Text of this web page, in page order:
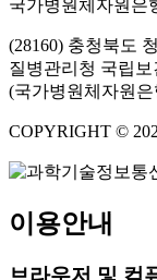
국가병원체자원은
(28160) 충청북도
질병관리청 국립
(국가병원체자원은
COPYRIGHT ©
이용안내